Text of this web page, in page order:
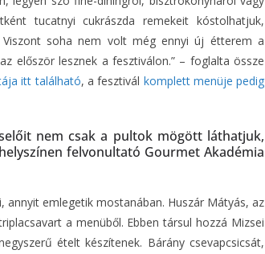
tucatnyi cukrászda remekeit kóstolhatjuk,
Viszont soha nem volt még ennyi új étterem a
először lesznek a fesztiválon.” – foglalta össze
itt található, a fesztivál komplett menüje pedig
nem csak a pultok mögött láthatjuk,
felvonultató Gourmet Akadémia
emlegetik mostanában. Huszár Mátyás, az
a menüből. Ebben társul hozzá Mizsei
ételt készítenek. Bárány csevapcsicsát,